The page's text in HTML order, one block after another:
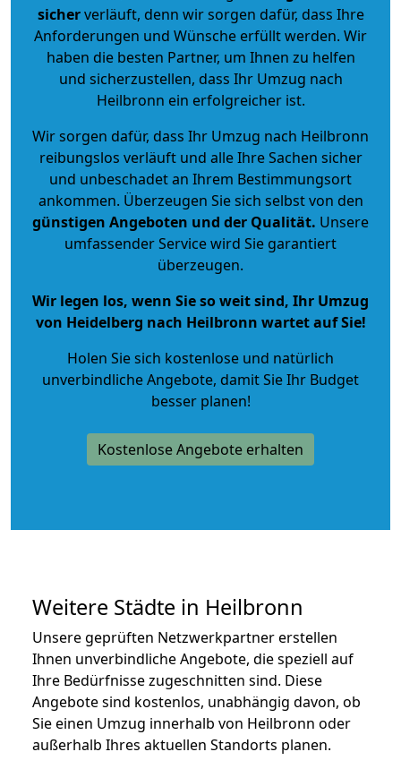
sicherverläuft, denn wir sorgen dafür, dass Ihre
Anforderungen und Wünsche erfüllt werden. Wir
haben die besten Partner, um Ihnen zu helfen
und sicherzustellen, dass Ihr Umzug nach
Heilbronn ein erfolgreicher ist.
Wir sorgen dafür, dass Ihr Umzug nach Heilbronn
reibungslos verläuft und alle Ihre Sachen sicher
und unbeschadet an Ihrem Bestimmungsort
ankommen. Überzeugen Sie sich selbst von den
günstigen Angeboten und der Qualität. Unsere
umfassender Service wird Sie garantiert
überzeugen.
Wir legen los, wenn Sie so weit sind, Ihr Umzug
von Heidelberg nach Heilbronn wartet auf Sie!
Holen Sie sich kostenlose und natürlich
unverbindliche Angebote, damit Sie Ihr Budget
besser planen!
Kostenlose Angebote erhalten
Weitere Städte in Heilbronn
Unsere geprüften Netzwerkpartner erstellen
Ihnen unverbindliche Angebote, die speziell auf
Ihre Bedürfnisse zugeschnitten sind. Diese
Angebote sind kostenlos, unabhängig davon, ob
Sie einen Umzug innerhalb von Heilbronn oder
außerhalb Ihres aktuellen Standorts planen.